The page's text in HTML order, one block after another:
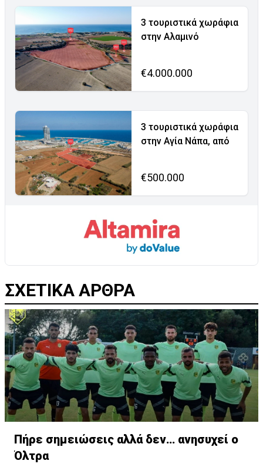
3 τουριστικά χωράφια
στην Αλαμινό
€4.000.000
3 τουριστικά χωράφια
στην Αγία Νάπα, από
€500.000
ΣΧΕΤΙΚΑ ΑΡΘΡΑ
Πήρε σημειώσεις αλλά δεν… ανησυχεί ο
Όλτρα